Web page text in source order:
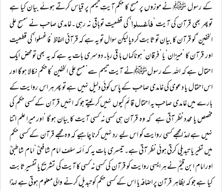
کے رسول ﷺ نے موزوں پر مسح کا حکم آیتِ تیمم پر قیاس کرتے ہوئے بیان کیا ہے
توپھر بھی قرآن کی آیت ’فاغسلوا ‘ کی قطعیت توباقی نہ رہی ۔غامدی صاحب نے ’مسح علی
الخفین‘ کو قرآن کا بیان تو ثابت کر دیا لیکن سوال تو یہ ہے کہ قرآنی الفاظ ’فاغسلوا‘ کی قطعیت
اور قرآن کا ’میزان‘ یا ’فرقان‘ ہوناکہاں با قی رہا۔دوسری بات یہ ہے کہ یہ بھی تومحض ایک
احتمال ہے کہ اللہ کے رسولﷺنے آیت تیمم سے’ مسح علی الخفین‘کا حکم نکالا ہو گا اور
اس احتمال یا دعوی کی غامدی صاحب کے پاس کوئی دلیل نہیں ہے تو پھر ہر اس روایت کے
بارے میں غامدی صاحب یہ احتمال قائم کیوں نہیں کر لیتے جو کہ انہیں قرآن کے کسی حکم کی
مخصص یا محدد نظر آتی ہے ‘ کہ وہ قرآن ہی کسی نہ کسی آیت کا بیان ہو گا ‘اور میرا علم اتنا
نہیں ہے لہذ امجھے کسی روایت کو اس لیے رد نہیں کرنا چاہیے کہ وہ مجھے قرآن کے کسی حکم
میں تغیر یا تبدیلی کرتی ہوئی نظر آتی ہے۔تیسری بات یہ کہ أئمہ سلف امام شافعیؒ ‘امام شاطبیؒ
اور امام ابن قیمؒ نے ہر ایسی روایت کو قرآن کی کسی نہ کسی کا آیت کی تشریح یا تفسیرثابت
کیا ہے جو کہ بظاہر قرآن پر اضافہ یا اس کے کسی حکم کو تبدیل کرنے والی معلوم ہوتی ہے لہذا